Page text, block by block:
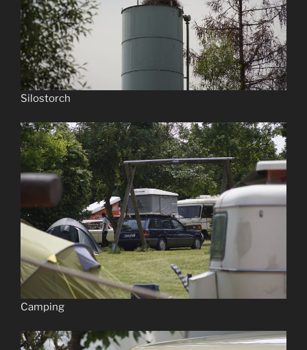
Silostorch
Camping